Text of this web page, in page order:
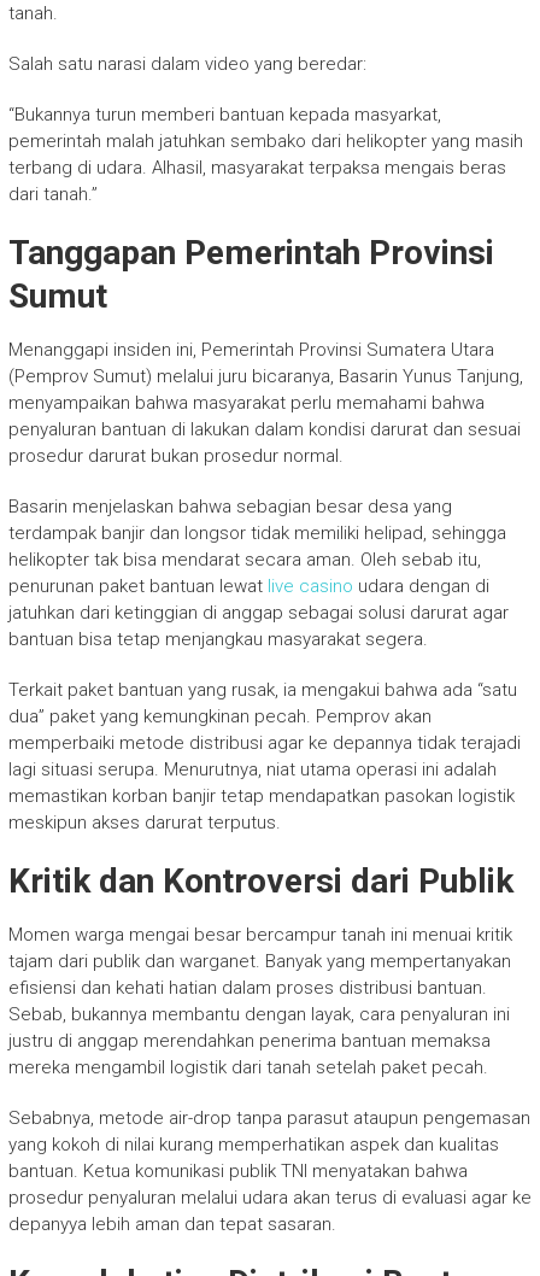
tanah.
Salah satu narasi dalam video yang beredar:
“Bukannya turun memberi bantuan kepada masyarkat,
pemerintah malah jatuhkan sembako dari helikopter yang masih
terbang di udara. Alhasil, masyarakat terpaksa mengais beras
dari tanah.”
Tanggapan Pemerintah Provinsi
Sumut
Menanggapi insiden ini, Pemerintah Provinsi Sumatera Utara
(Pemprov Sumut) melalui juru bicaranya, Basarin Yunus Tanjung,
menyampaikan bahwa masyarakat perlu memahami bahwa
penyaluran bantuan di lakukan dalam kondisi darurat dan sesuai
prosedur darurat bukan prosedur normal.
Basarin menjelaskan bahwa sebagian besar desa yang
terdampak banjir dan longsor tidak memiliki helipad, sehingga
helikopter tak bisa mendarat secara aman. Oleh sebab itu,
penurunan paket bantuan lewat live casino udara dengan di
jatuhkan dari ketinggian di anggap sebagai solusi darurat agar
bantuan bisa tetap menjangkau masyarakat segera.
Terkait paket bantuan yang rusak, ia mengakui bahwa ada “satu
dua” paket yang kemungkinan pecah. Pemprov akan
memperbaiki metode distribusi agar ke depannya tidak terajadi
lagi situasi serupa. Menurutnya, niat utama operasi ini adalah
memastikan korban banjir tetap mendapatkan pasokan logistik
meskipun akses darurat terputus.
Kritik dan Kontroversi dari Publik
Momen warga mengai besar bercampur tanah ini menuai kritik
tajam dari publik dan warganet. Banyak yang mempertanyakan
efisiensi dan kehati hatian dalam proses distribusi bantuan.
Sebab, bukannya membantu dengan layak, cara penyaluran ini
justru di anggap merendahkan penerima bantuan memaksa
mereka mengambil logistik dari tanah setelah paket pecah.
Sebabnya, metode air-drop tanpa parasut ataupun pengemasan
yang kokoh di nilai kurang memperhatikan aspek dan kualitas
bantuan. Ketua komunikasi publik TNI menyatakan bahwa
prosedur penyaluran melalui udara akan terus di evaluasi agar ke
depanyya lebih aman dan tepat sasaran.